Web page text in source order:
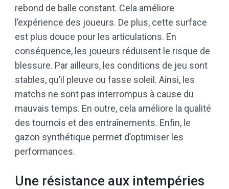
rebond de balle constant. Cela améliore
l’expérience des joueurs. De plus, cette surface
est plus douce pour les articulations. En
conséquence, les joueurs réduisent le risque de
blessure. Par ailleurs, les conditions de jeu sont
stables, qu’il pleuve ou fasse soleil. Ainsi, les
matchs ne sont pas interrompus à cause du
mauvais temps. En outre, cela améliore la qualité
des tournois et des entraînements. Enfin, le
gazon synthétique permet d’optimiser les
performances.
Une résistance aux intempéries